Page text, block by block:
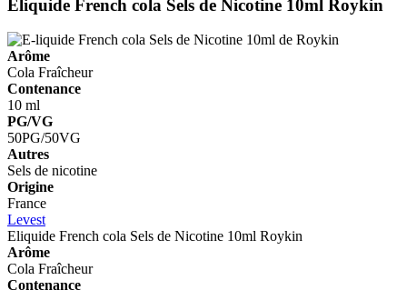
Eliquide French cola Sels de Nicotine 10ml Roykin
Arôme
Cola Fraîcheur
Contenance
10 ml
PG/VG
50PG/50VG
Autres
Sels de nicotine
Origine
France
Levest
Eliquide French cola Sels de Nicotine 10ml Roykin
Arôme
Cola Fraîcheur
Contenance